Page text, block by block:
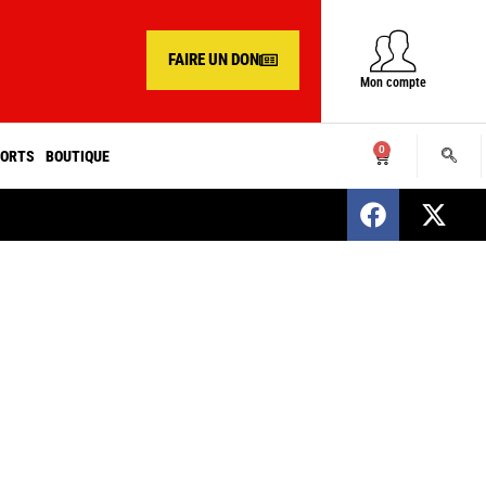
FAIRE UN DON
Mon compte
BOUTIQUE 0
SENEGAL : Nomination d’un nouveau